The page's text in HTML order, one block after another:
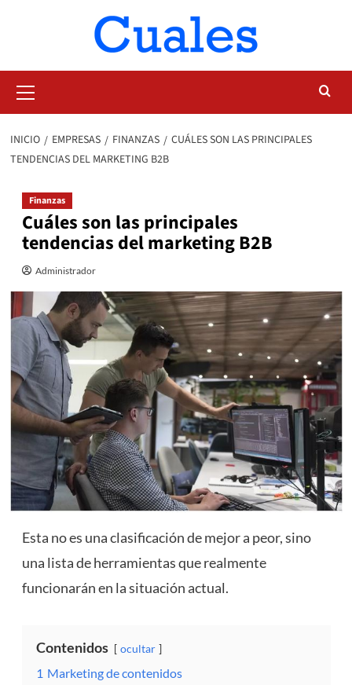
primario
INICIO EMPRESAS FINANZAS
CUÁLES SON LAS PRINCIPALES
TENDENCIAS DEL MARKETING B2B
Finanzas
Cuáles son las principales
tendencias del marketing B2B
Administrador
Esta no es una clasificación de mejor a peor, sino
una lista de herramientas que realmente
funcionarán en la situación actual.
Contenidos ocultar
1 Marketing de contenidos